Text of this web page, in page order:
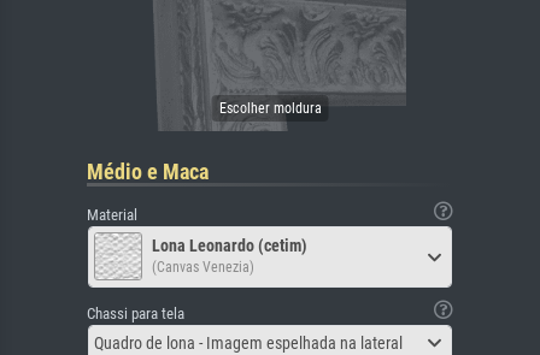
Médio e Maca
Material
Lona Leonardo (cetim)
(Canvas Venezia)
Chassi para tela
Quadro de lona - Imagem espelhada na lateral